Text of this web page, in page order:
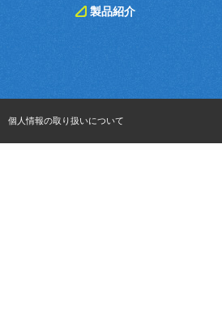
製品紹介
個人情報の取り扱いについて